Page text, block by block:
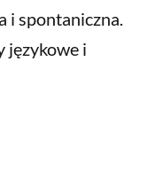
i spontaniczna.
językowe i